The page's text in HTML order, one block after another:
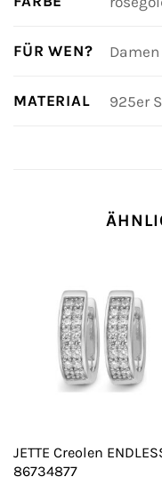
FÜR WEN? Damen
MATERIAL 925er
JETTE Creolen
86734877